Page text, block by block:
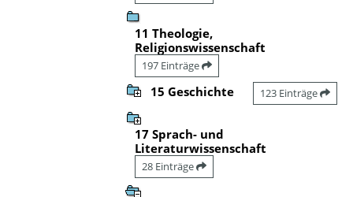
11 Theologie,
Religionswissenschaft
197 Einträge
15 Geschichte 123 Einträge
17 Sprach- und
Literaturwissenschaft
28 Einträge